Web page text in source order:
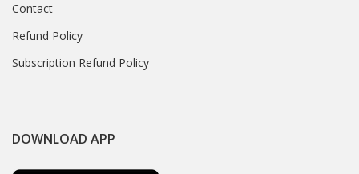
Contact
Refund Policy
Subscription Refund Policy
DOWNLOAD APP